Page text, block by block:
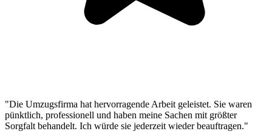
"Die Umzugsfirma hat hervorragende Arbeit geleistet. Sie waren
pünktlich, professionell und haben meine Sachen mit größter
Sorgfalt behandelt. Ich würde sie jederzeit wieder beauftragen."